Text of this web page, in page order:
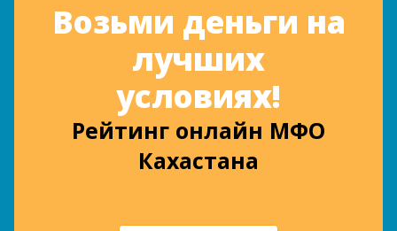
Возьми деньги на
лучших
условиях!
Рейтинг онлайн МФО
Кахастана